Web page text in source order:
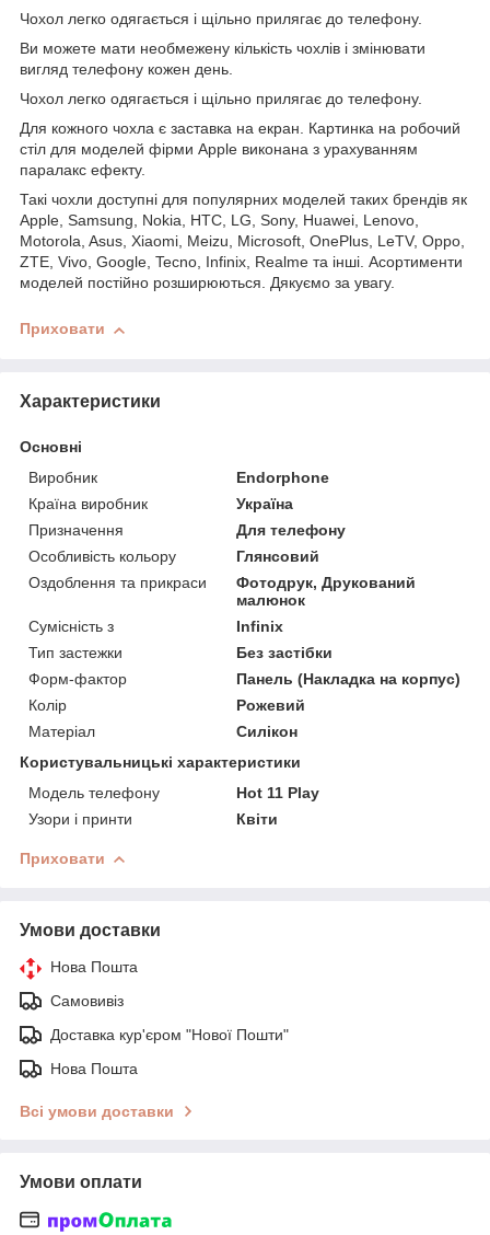
Чохол легко одягається і щільно прилягає до телефону.
Ви можете мати необмежену кількість чохлів і змінювати
вигляд телефону кожен день.
Чохол легко одягається і щільно прилягає до телефону.
Для кожного чохла є заставка на екран. Картинка на робочий
стіл для моделей фірми Apple виконана з урахуванням
паралакс ефекту.
Такі чохли доступні для популярних моделей таких брендів як
Apple, Samsung, Nokia, HTC, LG, Sony, Huawei, Lenovo,
Motorola, Asus, Xiaomi, Meizu, Microsoft, OnePlus, LeTV, Oppo,
ZTE, Vivo, Google, Tecno, Infinix, Realme та інші. Асортименти
моделей постійно розширюються. Дякуємо за увагу.
Приховати
Характеристики
Основні
Виробник
Endorphone
Країна виробник
Україна
Призначення
Для телефону
Особливість кольору
Глянсовий
Оздоблення та прикраси
Фотодрук, Друкований
малюнок
Сумісність з
Infinix
Тип застежки
Без застібки
Форм-фактор
Панель (Накладка на корпус)
Колір
Рожевий
Матеріал
Силікон
Користувальницькі характеристики
Модель телефону
Hot 11 Play
Узори і принти
Квіти
Приховати
Умови доставки
Нова Пошта
Самовивіз
Доставка кур'єром "Нової Пошти"
Нова Пошта
Всі умови доставки
Умови оплати